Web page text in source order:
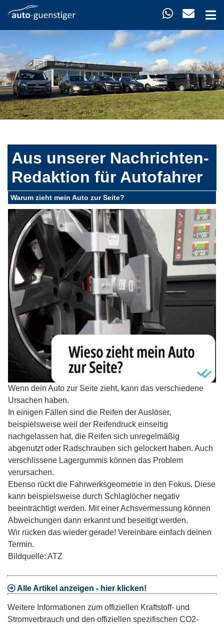
Aus unserer Nachrichten-
Redaktion für Autofahrer
Warum zieht mein Auto zur Seite?
Wenn dein Auto zur Seite zieht, kann das verschiedene
Ursachen haben.
In einigen Fällen sind die Reifen der Auslöser,
beispielsweise weil der Reifendruck einseitig
nachgelassen hat, die Reifen sich unregelmäßig
abgenutzt oder Radschrauben sich gelockert haben. Auch
verschlissene Lagergummis können das Problem
verursachen.
Ebenso rückt die Fahrwerksgeometrie in den Fokus. Diese
kann beispielsweise durch Schlaglöcher negativ
beeinträchtigt werden. Mit einer Achsvermessung können
Abweichungen dann erkannt und beseitigt werden.
Wir rücken das wieder gerade! Vereinbare einfach deinen
Termin.
Bildquelle: ATZ
Alle Artikel anzeigen - hier klicken!
Weitere Informationen zum offiziellen Kraftstoff- und
Stromverbrauch und den offiziellen spezifischen CO2-